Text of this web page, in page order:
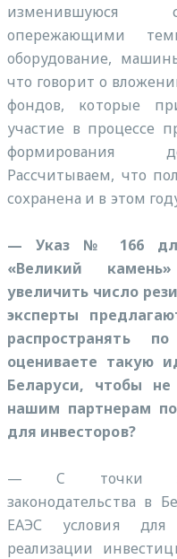
изменившуюся
опережающими
оборудование,
что говорит о
фондов, которые
участие в процессе
формирования
Рассчитываем, что
сохранена и в этом
— Указ № 166 для
«Великий
увеличить число
эксперты
распространять
оцениваете такую
Беларуси, чтобы не
нашим партнерам
для инвесторов?
— C точки
законодательства в
ЕАЭС условия
реализации